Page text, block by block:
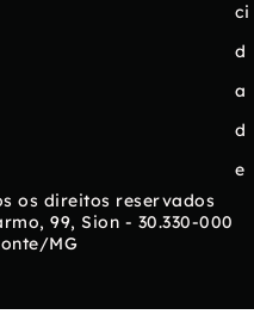
ci
d
a
d
e
os direitos reservados
99, Sion - 30.330-000
MG